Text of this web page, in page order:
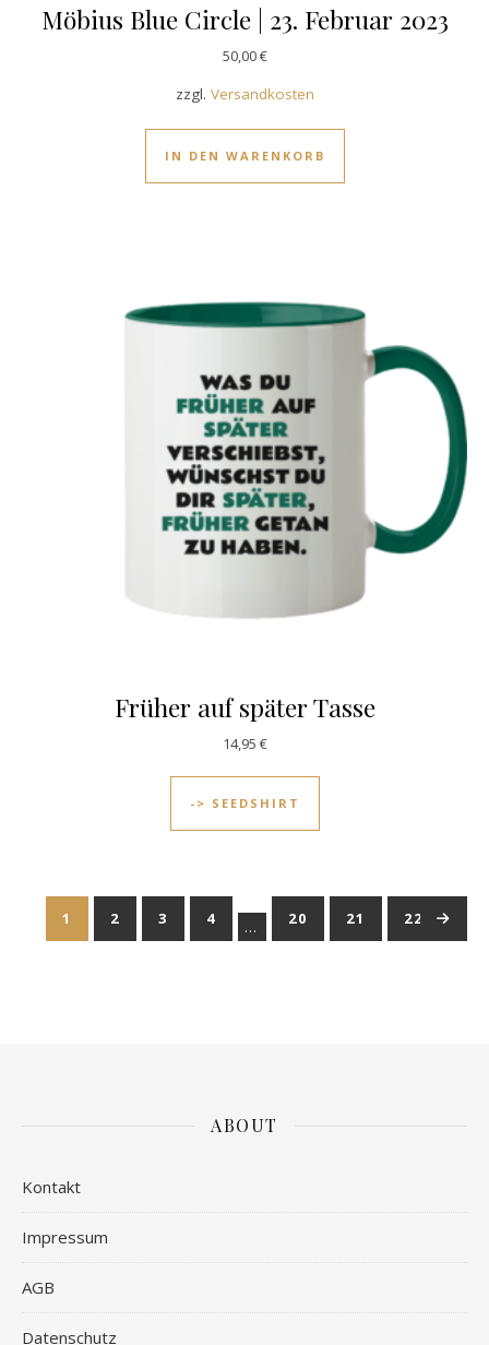
Möbius Blue Circle | 23. Februar 2023
50,00€
zzgl. Versandkosten
IN DEN WARENKORB
Früher auf später Tasse
14,95 €
-> SEEDSHIRT
1 2 3 4 … 20 21 22
ABOUT
Kontakt
Impressum
AGB
Datenschutz